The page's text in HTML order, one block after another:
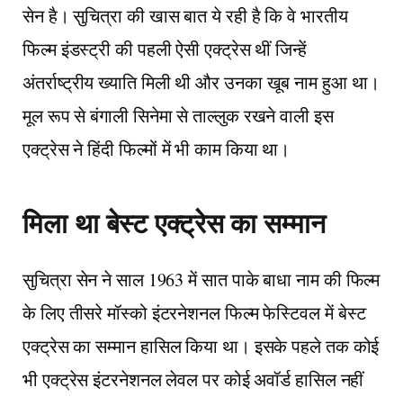
सेन है। सुचित्रा की खास बात ये रही है कि वे भारतीय
फिल्म इंडस्ट्री की पहली ऐसी एक्ट्रेस थीं जिन्हें
अंतर्राष्ट्रीय ख्याति मिली थी और उनका खूब नाम हुआ था।
मूल रूप से बंगाली सिनेमा से ताल्लुक रखने वाली इस
एक्ट्रेस ने हिंदी फिल्मों में भी काम किया था।
मिला था बेस्ट एक्ट्रेस का सम्मान
सुचित्रा सेन ने साल 1963 में सात पाके बाधा नाम की फिल्म
के लिए तीसरे मॉस्को इंटरनेशनल फिल्म फेस्टिवल में बेस्ट
एक्ट्रेस का सम्मान हासिल किया था। इसके पहले तक कोई
भी एक्ट्रेस इंटरनेशनल लेवल पर कोई अवॉर्ड हासिल नहीं